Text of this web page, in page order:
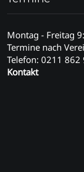
Montag - Freitag
Termine nach
Telefon: 0211 862
Kontakt